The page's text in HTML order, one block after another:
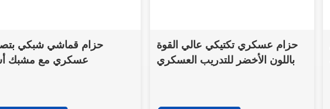
حزام قماشي شبكي
عسكري مع مشبك
حزام عسكري تكتيكي عالي القوة
باللون الأخضر للتدريب العسكري